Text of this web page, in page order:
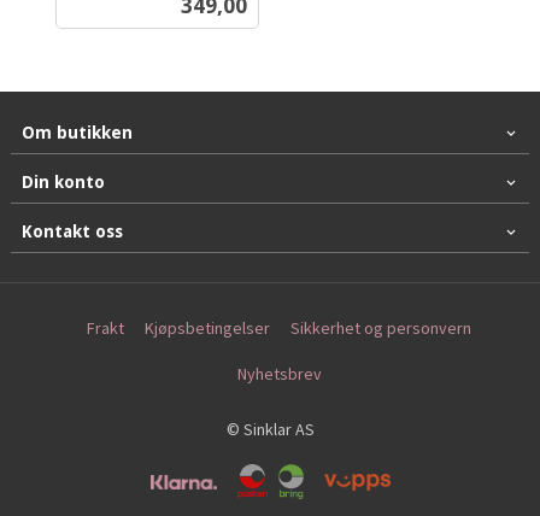
349,00
Om butikken
Din konto
Kontakt oss
Frakt Kjøpsbetingelser Sikkerhet og personvern
Nyhetsbrev
© Sinklar AS